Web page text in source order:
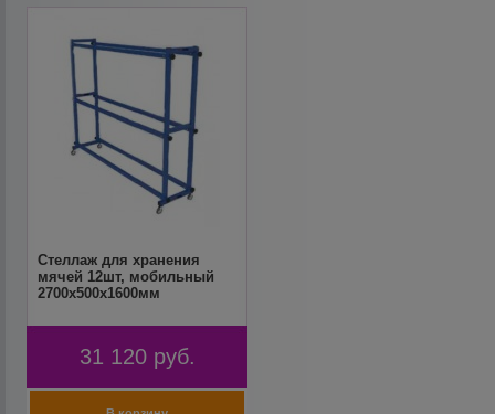
Стеллаж для хранения
мячей 12шт, мобильный
2700х500x1600мм
31 120 руб.